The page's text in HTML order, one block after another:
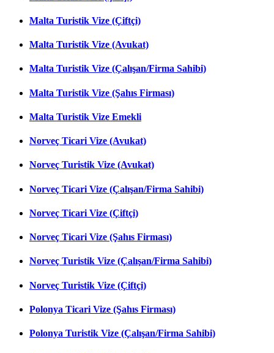
Malta Turistik Vize (Çiftçi)
Malta Turistik Vize (Avukat)
Malta Turistik Vize (Çalışan/Firma Sahibi)
Malta Turistik Vize (Şahıs Firması)
Malta Turistik Vize Emekli
Norveç Ticari Vize (Avukat)
Norveç Turistik Vize (Avukat)
Norveç Ticari Vize (Çalışan/Firma Sahibi)
Norveç Ticari Vize (Çiftçi)
Norveç Ticari Vize (Şahıs Firması)
Norveç Turistik Vize (Çalışan/Firma Sahibi)
Norveç Turistik Vize (Çiftçi)
Polonya Ticari Vize (Şahıs Firması)
Polonya Turistik Vize (Çalışan/Firma Sahibi)